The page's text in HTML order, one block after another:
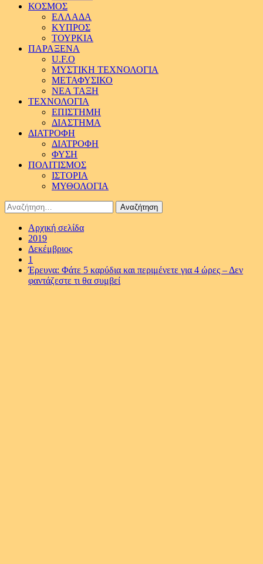
ΚΟΣΜΟΣ
ΕΛΛΑΔΑ
ΚΥΠΡΟΣ
ΤΟΥΡΚΙΑ
ΠΑΡΑΞΕΝΑ
U.F.O
ΜΥΣΤΙΚΗ ΤΕΧΝΟΛΟΓΙΑ
ΜΕΤΑΦΥΣΙΚΟ
ΝΕΑ ΤΑΞΗ
ΤΕΧΝΟΛΟΓΙΑ
ΕΠΙΣΤΗΜΗ
ΔΙΑΣΤΗΜΑ
ΔΙΑΤΡΟΦΗ
ΔΙΑΤΡΟΦΗ
ΦΥΣΗ
ΠΟΛΙΤΙΣΜΟΣ
ΙΣΤΟΡΙΑ
ΜΥΘΟΛΟΓΙΑ
Αναζήτηση
για:
Αρχική σελίδα
2019
Δεκέμβριος
1
Έρευνα: Φάτε 5 καρύδια και περιμένετε για 4 ώρες – Δεν
φαντάζεστε τι θα συμβεί